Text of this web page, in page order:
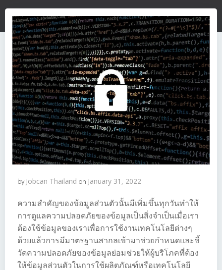
by Jobcan Thailand on January 31, 2022
ความสำคัญของข้อมูลส่วนตัวนั้นมีเพิ่มขึ้นทุกวันทำให้
การดูแลความปลอดภัยของข้อมูลเป็นสิ่งจำเป็นเมื่อเรา
ต้องใช้ข้อมูลของเราเพื่อการใช้งานเทคโนโลยีต่างๆ
ด้วยแล้วการมีมาตรฐานสากลเข้ามาช่วยกำหนดและชี้
วัดความปลอดภัยของข้อมูลย่อมช่วยให้ผู้บริโภคที่ต้อง
ให้ข้อมูลส่วนตัวในการใช้ผลิตภัณฑ์หรือเทคโนโลยี